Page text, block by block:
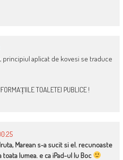
principiul aplicat de kovesi se traduce
TOALETEI PUBLICE !
Marean s-a sucit si el. recunoaste
toata lumea. e ca iPad-ul lu Boc